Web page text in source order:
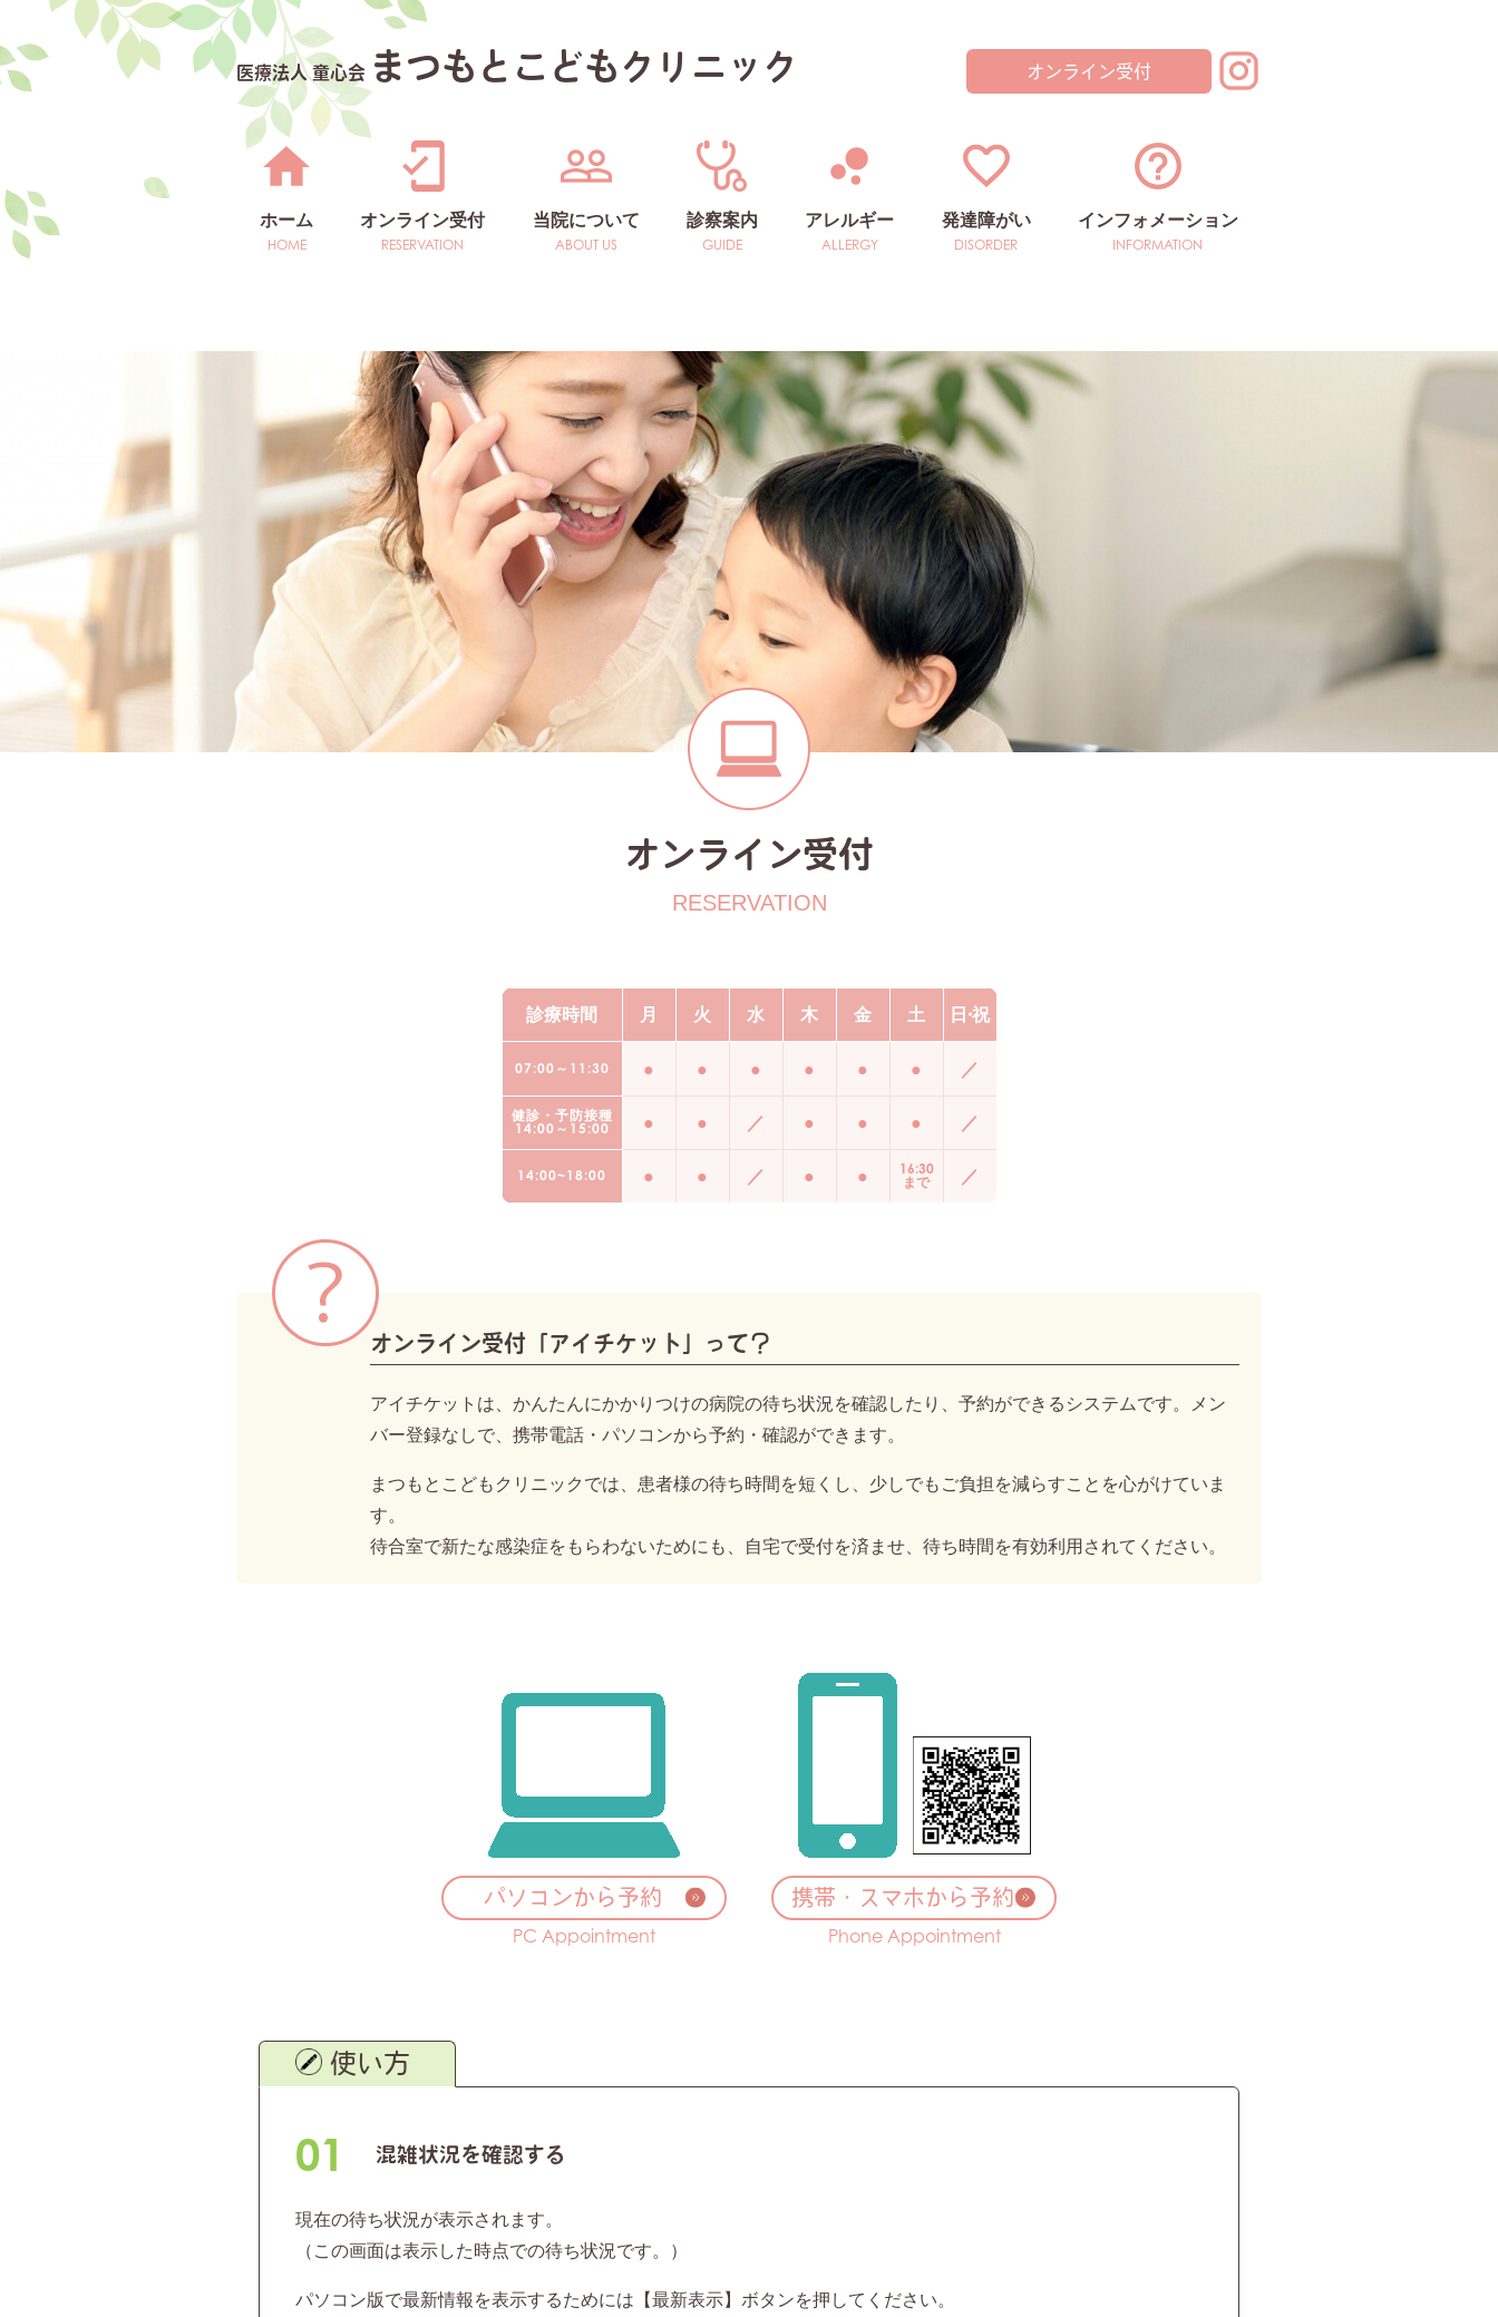
医療法人 童心会 まつもとこどもクリニック オンライン受付
ホーム オンライン受付 当院について 診察案内 アレルギー 発達障がい インフォメーション
院長の知恵袋
オンライン受付
オンライン予約による診察時間
月曜日から土曜日 午前7:00から11:30
月曜日から土曜日(水曜日は休診) 午後14:00から18:00(金曜日は16:30まで)
健診と予防接種
診療時間 月 火 水 木 金 土 日・祝
07:00～11:30 ● ● ● ● ● ● ／
健診・予防接種
14:00～15:00
● ● ／ ● ● ● ／
14:00~18:00 ● ● ／ ● ●
16:30
まで
／
オンライン受付「アイチケット」って？
アイチケットは、かんたんにかかりつけの病院の待ち状況を確認したり、予約ができるシステムです。メン
バー登録なしで、携帯電話・パソコンから予約・確認ができます。
まつもとこどもクリニックでは、患者様の待ち時間を短くし、少しでもご負担を減らすことを心がけていま
す。
待合室で新たな感染症をもらわないためにも、自宅で受付を済ませ、待ち時間を有効利用されてください。
パソコンから予約
PC Appointment
携帯・スマホから予約
Phone Appointment
使い方
01 混雑状況を確認する
現在の待ち状況が表示されます。
（この画面は表示した時点での待ち状況です。）
パソコン版で最新情報を表示するためには【最新表示】ボタンを押してください。